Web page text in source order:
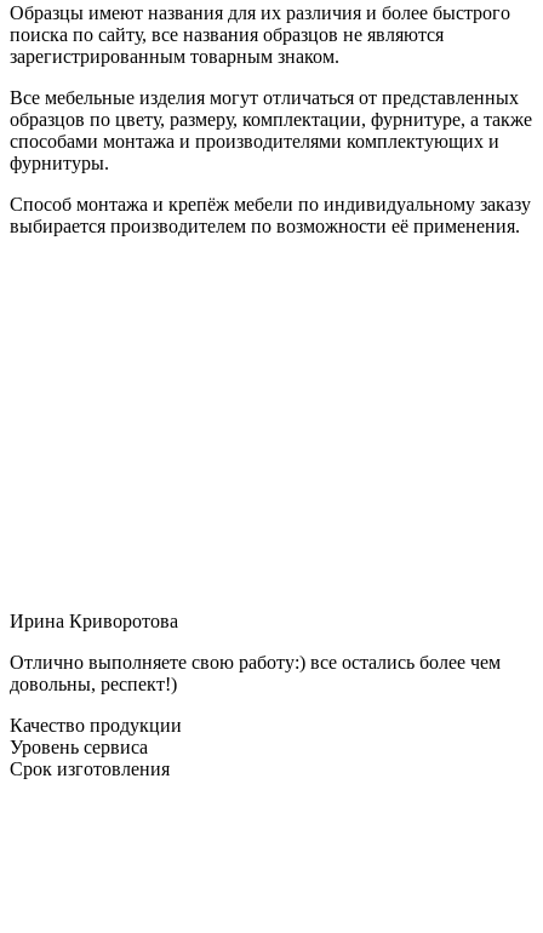
Образцы имеют названия для их различия и более быстрого
поиска по сайту, все названия образцов не являются
зарегистрированным товарным знаком.
Все мебельные изделия могут отличаться от представленных
образцов по цвету, размеру, комплектации, фурнитуре, а также
способами монтажа и производителями комплектующих и
фурнитуры.
Способ монтажа и крепёж мебели по индивидуальному заказу
выбирается производителем по возможности её применения.
Ирина Криворотова
Отлично выполняете свою работу:) все остались более чем
довольны, респект!)
Качество продукции
Уровень сервиса
Срок изготовления